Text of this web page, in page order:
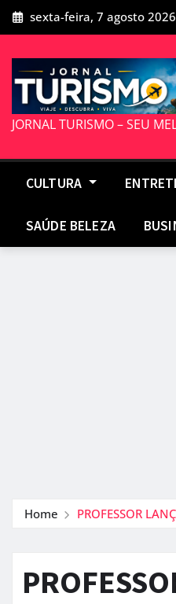
Skip
to
sexta-feira, 7 agosto 2026
JORNAL TURISMO – SEU
CULTURA
SAÚDE BELEZA
Home PROFESSOR